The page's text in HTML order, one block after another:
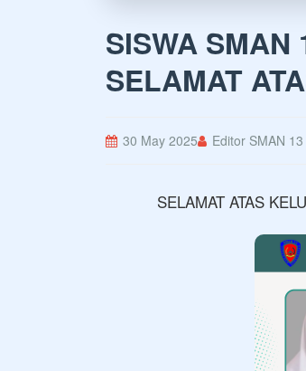
SISWA SMAN
SELAMAT
30 May 2025 Editor SMAN
SELAMAT ATAS